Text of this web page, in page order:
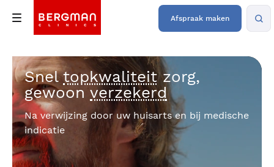
Afspraak maken
Sneltopkwaliteitzorg,
gewoon verzekerd
Na verwijzing door uw huisarts en bij medische
indicatie